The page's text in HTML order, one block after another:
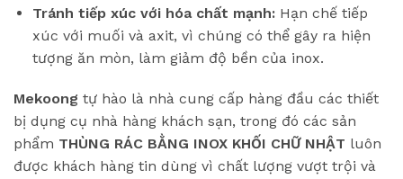
Tránh tiếp xúc với hóa chất mạnh:Hạn chế tiếp
xúc với muối và axit, vì chúng có thể gây ra hiện
tượng ăn mòn, làm giảm độ bền của inox.
Mekoong tự hào là nhà cung cấp hàng đầu các thiết
bị dụng cụ nhà hàng khách sạn, trong đó các sản
phẩm THÙNG RÁC BẰNG INOX KHỐI CHỮ NHẬT luôn
được khách hàng tin dùng vì chất lượng vượt trội và